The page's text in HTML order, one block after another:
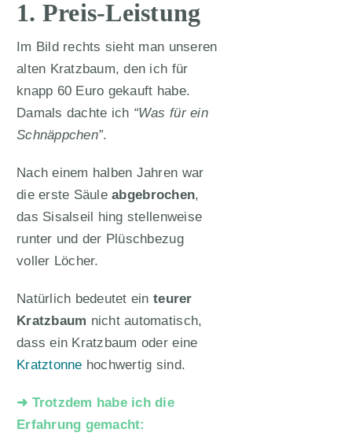
1. Preis-Leistung
Im Bild rechts sieht man unseren
alten Kratzbaum, den ich für
knapp 60 Euro gekauft habe.
Damals dachte ich “Was für ein
Schnäppchen”.
Nach einem halben Jahren war
die erste Säuleabgebrochen,
das Sisalseil hing stellenweise
runter und der Plüschbezug
voller Löcher.
Natürlich bedeutet einteurer
Kratzbaum nicht automatisch,
dass ein Kratzbaum oder eine
Kratztonne hochwertig sind.
➜ Trotzdem habe ich die
Erfahrung gemacht: